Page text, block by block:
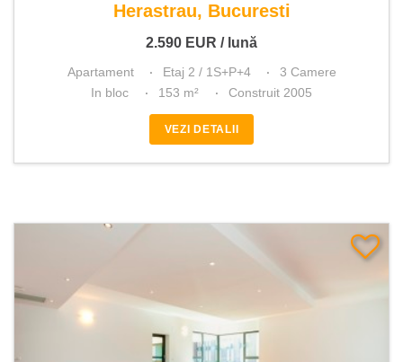
Herastrau, Bucuresti
2.590 EUR / lună
Apartament Etaj 2 / 1S+P+4
3 Camere
In bloc
153 m² Construit 2005
VEZI DETALII